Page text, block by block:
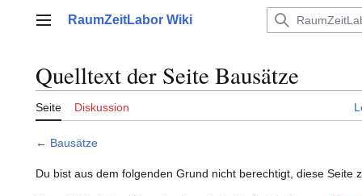
Hauptmenü
RaumZeitLabor Wiki
Quelltext der Seite Bausätze
Seite Diskussion
← Bausätze
Du bist aus dem folgenden Grund nicht berechtigt, diese Seite